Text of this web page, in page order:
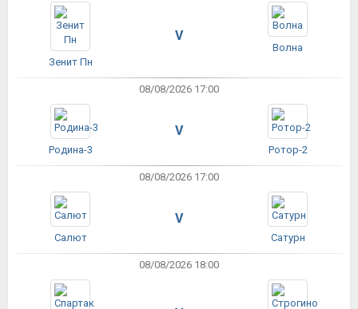
Зенит Пн
V
Волна
08/08/2026 17:00
Родина-3
V
Ротор-2
08/08/2026 17:00
Салют
V
Сатурн
08/08/2026 18:00